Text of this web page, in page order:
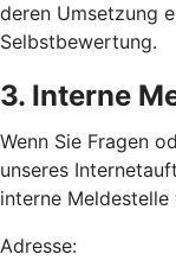
deren Umsetzung
Selbstbewertung.
3. Interne
Wenn Sie Fragen
unseres
interne
Adresse: